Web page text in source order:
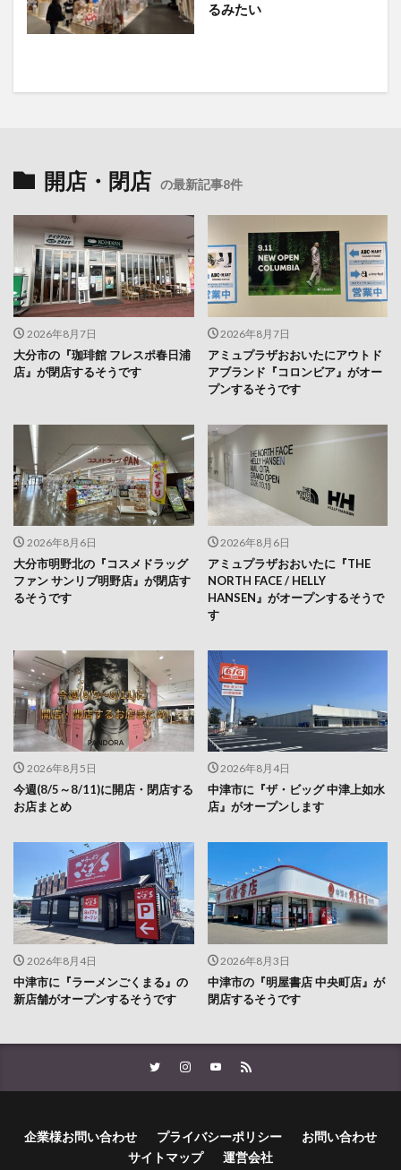
るみたい
開店・閉店 の最新記事8件
2026年8月7日
大分市の『珈琲館 フレスポ春日浦
店』が閉店するそうです
2026年8月7日
アミュプラザおおいたにアウトド
アブランド『コロンビア』がオー
プンするそうです
2026年8月6日
大分市明野北の『コスメドラッグ
ファン サンリブ明野店』が閉店す
るそうです
2026年8月6日
アミュプラザおおいたに『THE
NORTH FACE / HELLY
HANSEN』がオープンするそうで
す
2026年8月5日
今週(8/5～8/11)に開店・閉店する
お店まとめ
2026年8月4日
中津市に『ザ・ビッグ 中津上如水
店』がオープンします
2026年8月4日
中津市に『ラーメンごくまる』の
新店舗がオープンするそうです
2026年8月3日
中津市の『明屋書店 中央町店』が
閉店するそうです
企業様お問い合わせ プライバシーポリシー
お問い合わせ
サイトマップ
運営会社